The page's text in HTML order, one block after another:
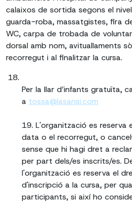
calaixos de sortida segons el
guarda-roba, massatgistes, fira
WC, carpa de trobada de
dorsal amb nom, avituallaments
recorregut i al finalitzar la cursa.
Per la llar d’infants gratuïta,
a tossa@lasansi.com
19. L'organització es reserva
data o el recorregut, o
sense que hi hagi dret a
per part dels/es inscrits/es.
l'organització es reserva el
d'inscripció a la cursa, per
participants, si així ho